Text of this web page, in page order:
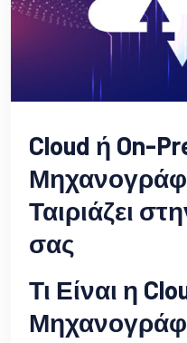
Cloud ή On-
Ταιριάζει
σας
Τι Είναι η